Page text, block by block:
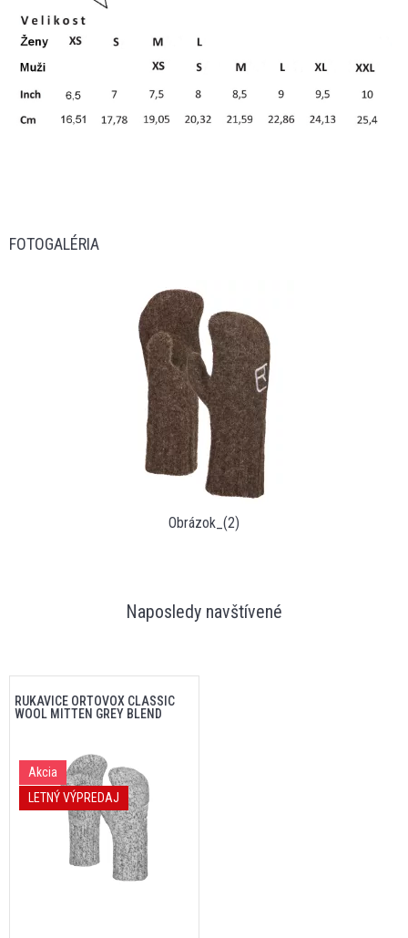
FOTOGALÉRIA
Obrázok_(2)
Naposledy navštívené
RUKAVICE ORTOVOX CLASSIC
WOOL MITTEN GREY BLEND
Akcia
LETNÝ VÝPREDAJ